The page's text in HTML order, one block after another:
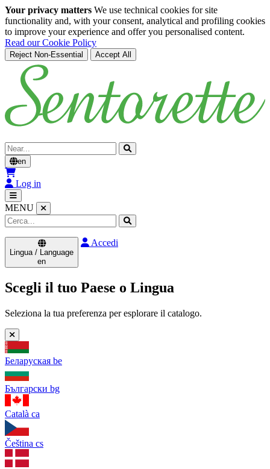
Your privacy matters We use technical cookies for site
functionality and, with your consent, analytical and profiling cookies
to improve your experience and offer you personalised content.
Read our Cookie Policy
Reject Non-Essential Accept All
Skip to main content
Cerca
en
Log in
MENU
Lingua / Language
en
Accedi
Scegli il tuo Paese o Lingua
Seleziona la tua preferenza per esplorare il catalogo.
Беларуская be
Български bg
Català ca
Čeština cs